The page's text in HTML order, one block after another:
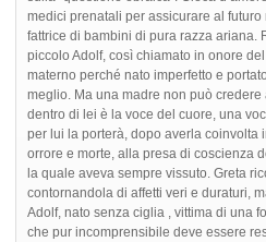
medici prenatali per assicurare al
fattrice di bambini di pura razza ariana.
piccolo Adolf, così chiamato in onore
materno perché nato imperfetto e
meglio. Ma una madre non può
dentro di lei è la voce del cuore, una
per lui la porterà, dopo averla coinvolta
orrore e morte, alla presa di coscienza
la quale aveva sempre vissuto. Greta
contornandola di affetti veri e duraturi,
Adolf, nato senza ciglia , vittima di una
che pur incomprensibile deve essere